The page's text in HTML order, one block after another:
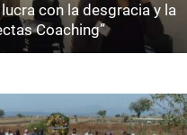
con la desgracia y la
Coaching”